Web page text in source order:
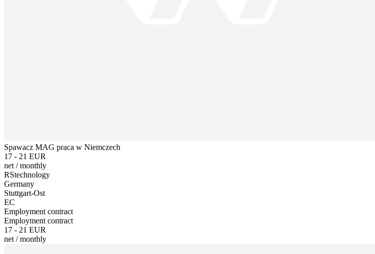
Spawacz MAG praca w Niemczech
17 - 21 EUR
net /monthly
RStechnology
Germany
Stuttgart-Ost
EC
Employment contract
Employment contract
17 - 21 EUR
net /monthly